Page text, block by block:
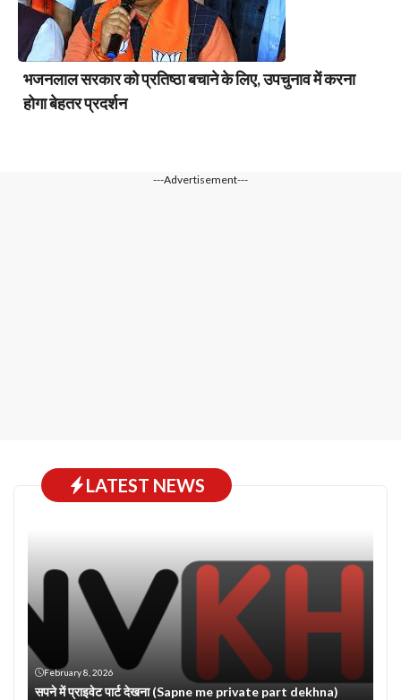
भजनलाल सरकार को प्रतिष्ठा बचाने के लिए, उपचुनाव में करना
होगा बेहतर प्रदर्शन
---Advertisement---
LATEST NEWS
February 8, 2026
सपने में प्राइवेट पार्ट देखना (Sapne me private part dekhna)